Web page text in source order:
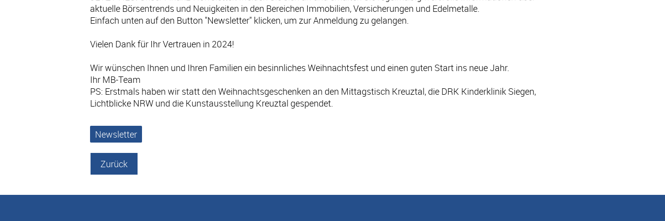
aktuelle Börsentrends und Neuigkeiten in den Bereichen Immobilien, Versicherungen und Edelmetalle.
Einfach unten auf den Button "Newsletter" klicken, um zur Anmeldung zu gelangen.
Vielen Dank für Ihr Vertrauen in 2024!
Wir wünschen Ihnen und Ihren Familien ein besinnliches Weihnachtsfest und einen guten Start ins neue Jahr.
Ihr MB-Team
PS: Erstmals haben wir statt den Weihnachtsgeschenken an den Mittagstisch Kreuztal, die DRK Kinderklinik Siegen,
Lichtblicke NRW und die Kunstausstellung Kreuztal gespendet.
Newsletter
Zurück